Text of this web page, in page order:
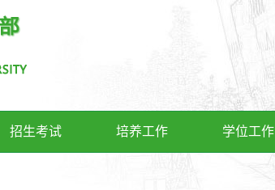
招生考试 培养工作 学位工作